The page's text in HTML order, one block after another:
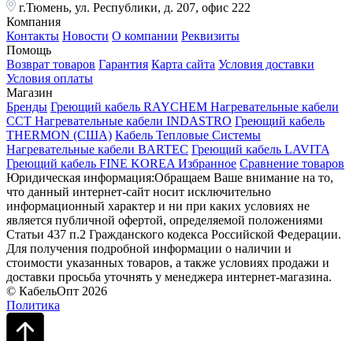
г.Тюмень, ул. Республики, д. 207, офис 222
Компания
Контакты Новости О компании Реквизиты
Помощь
Возврат товаров Гарантия Карта сайта Условия доставки
Условия оплаты
Магазин
Бренды Греющий кабель RAYCHEM Нагревательные кабели
ССТ Нагревательные кабели INDASTRO Греющий кабель
THERMON (США) Кабель Тепловые Системы
Нагревательные кабели BARTEC Греющий кабель LAVITA
Греющий кабель FINE KOREA Избранное Сравнение товаров
Юридическая информация:Обращаем Ваше внимание на то,
что данный интернет-сайт носит исключительно
информационный характер и ни при каких условиях не
является публичной офертой, определяемой положениями
Статьи 437 п.2 Гражданского кодекса Российской Федерации.
Для получения подробной информации о наличии и
стоимости указанных товаров, а также условиях продажи и
доставки просьба уточнять у менеджера интернет-магазина.
© КабельОпт 2026
Политика